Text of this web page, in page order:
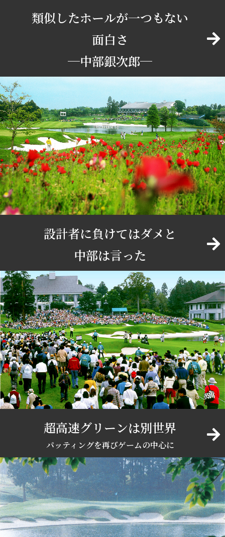
類似したホールが一つもない
面白さ
─中部銀次郎─
設計者に負けてはダメと
中部は言った
超高速グリーンは別世界
パッティングを再びゲームの中心に